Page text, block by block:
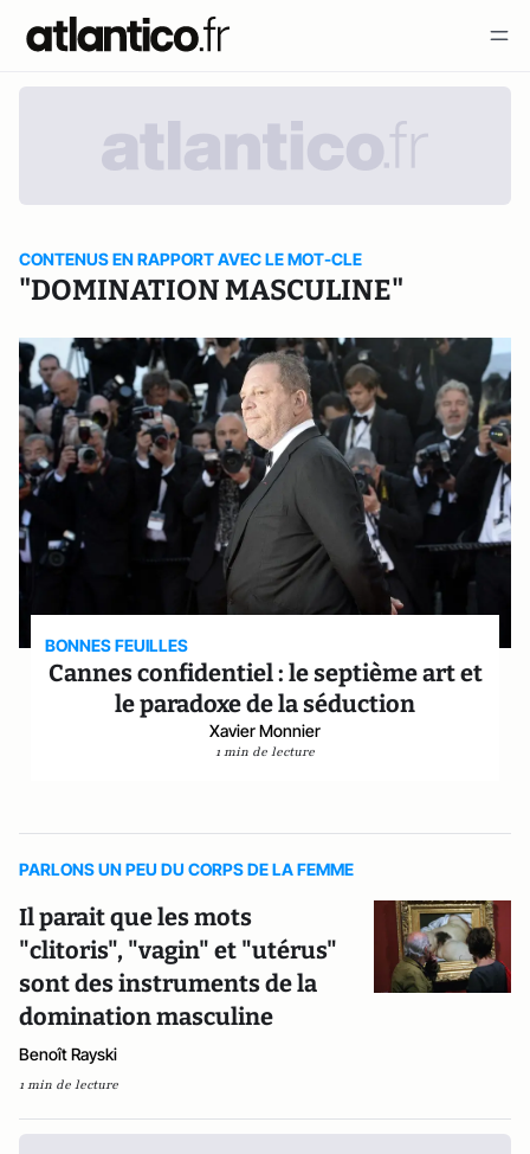
CONTENUS EN RAPPORT AVEC LE MOT-CLE
"DOMINATION MASCULINE"
BONNES FEUILLES
Cannes confidentiel : le septième art et
le paradoxe de la séduction
Xavier Monnier
1 min de lecture
PARLONS UN PEU DU CORPS DE LA FEMME
Il parait que les mots
"clitoris", "vagin" et "utérus"
sont des instruments de la
domination masculine
Benoît Rayski
1 min de lecture